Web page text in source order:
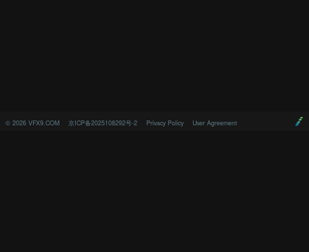
© 2026 VFX9.COM 京ICP备2025108292号-2 Privacy Policy User Agreement